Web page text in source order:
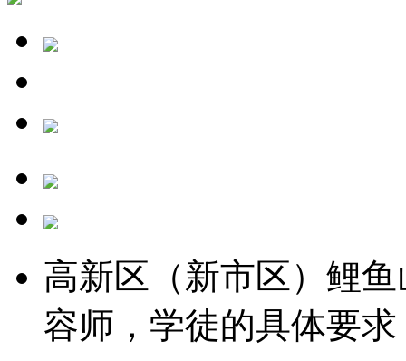
高新区（新市区）鲤
容师，学徒的具体要求